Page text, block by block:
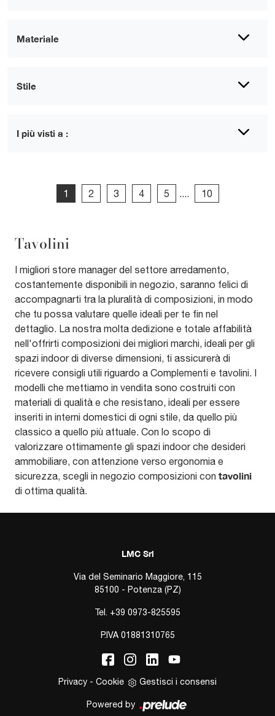
Materiale
Stile
I più visti a :
1 2 3 4 5 10
Tavolini
I migliori store manager del settore arredamento,
costantemente disponibili in negozio, saranno felici di
accompagnarti tra la pluralità di composizioni, in modo
che tu possa valutare quelle ideali per te fin nel
dettaglio. La nostra molta dedizione e totale affabilità
nell'offrirti composizioni dei migliori marchi, ideali per gli
spazi indoor di diverse dimensioni, ti assicurerà di
ricevere consigli utili riguardo a Complementi e tavolini. I
modelli che mettiamo in vendita sono costruiti con
materiali di qualità e che resistano, ideali per essere
inseriti in interni domestici di ogni stile, da quello più
classico a quello più attuale. Con lo scopo di
valorizzare ottimamente gli spazi indoor che desideri
ammobiliare, con attenzione verso ergonomia e
sicurezza, scegli in negozio composizioni con tavolini
di ottima qualità.
LMC Srl
Via del Seminario Maggiore, 115
85100 - Potenza (PZ)
Tel. +39 0973-825595
P.IVA 01881310765
Privacy - Cookie Gestisci i consensi
Powered by